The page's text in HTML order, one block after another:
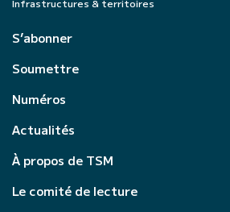
Infrastructures & territoires
S’abonner
Soumettre
Numéros
Actualités
À propos de TSM
Le comité de lecture